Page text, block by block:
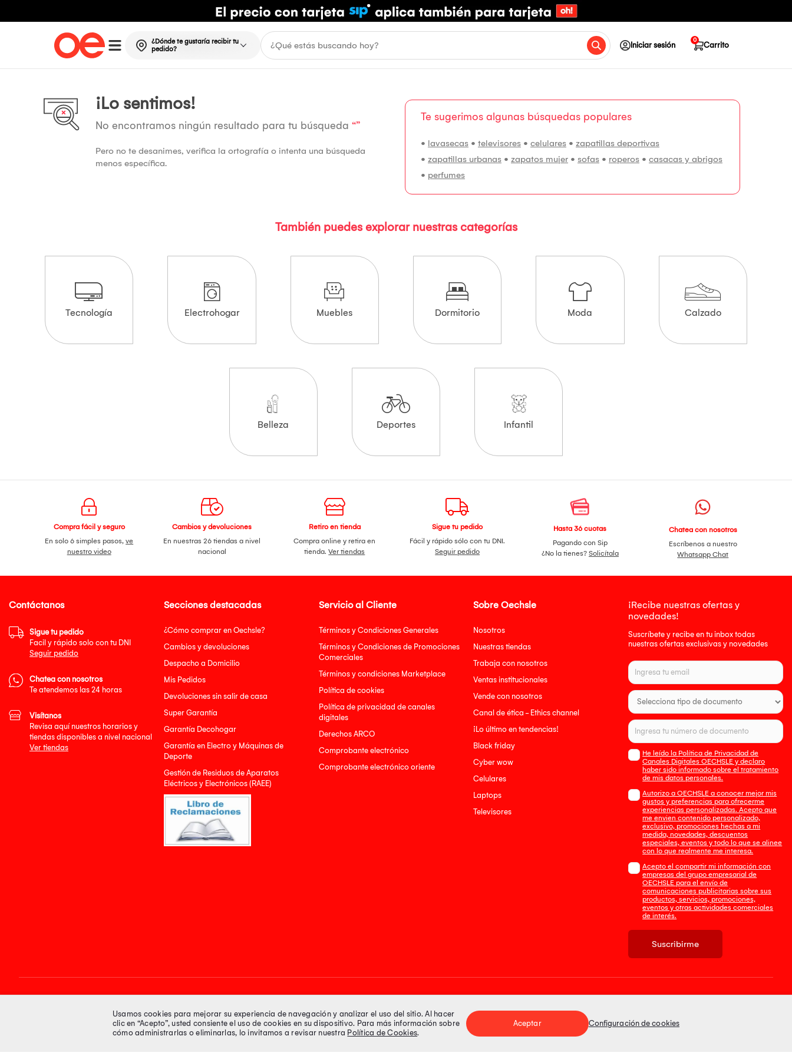
¿Dónde te gustaría recibir tu
pedido?
Iniciar sesión Carrito
0
¡Lo sentimos!
No encontramos ningún resultado para tu búsqueda “”
Pero no te desanimes, verifica la ortografía o intenta una búsqueda
menos específica.
Te sugerimos algunas búsquedas populares
• lavasecas • televisores • celulares • zapatillas deportivas
• zapatillas urbanas • zapatos mujer • sofas • roperos • casacas y abrigos
• perfumes
También puedes explorar nuestras categorías
Tecnología Electrohogar Muebles Dormitorio Moda Calzado
Belleza Deportes Infantil
Compra fácil y seguro
En solo 6 simples pasos,ve
nuestro video
Cambios y devoluciones
En nuestras 26 tiendas a nivel
nacional
Retiro en tienda
Compra online y retira en
tienda.Ver tiendas
Sigue tu pedido
Fácil y rápido sólo con tu DNI.
Seguir pedido
Hasta 36 cuotas
Pagando con Sip
¿No la tienes? Solicítala
Chatea con nosotros
Escríbenos a nuestro
Whatsapp Chat
Secciones destacadas
¿Cómo comprar en Oechsle?
Cambios y devoluciones
Despacho a Domicilio
Mis Pedidos
Devoluciones sin salir de casa
Super Garantía
Garantía Decohogar
Garantía en Electro y Máquinas de
Deporte
Gestión de Residuos de Aparatos
Eléctricos y Electrónicos (RAEE)
Servicio al Cliente
Términos y Condiciones Generales
Términos y Condiciones de Promociones
Comerciales
Términos y condiciones Marketplace
Política de cookies
Política de privacidad de canales
digitales
Derechos ARCO
Comprobante electrónico
Comprobante electrónico oriente
Sobre Oechsle
Nosotros
Nuestras tiendas
Trabaja con nosotros
Ventas institucionales
Vende con nosotros
Canal de ética - Ethics channel
¡Lo último en tendencias!
Black friday
Cyber wow
Celulares
Laptops
Televisores
¡Recibe nuestras ofertas y
novedades!
Suscríbete y recibe en tu inbox todas
nuestras ofertas exclusivas y novedades
He leído la Política de Privacidad de
Canales Digitales OECHSLE y declaro
haber sido informado sobre el tratamiento
de mis datos personales.
Autorizo a OECHSLE a conocer mejor mis
gustos y preferencias para ofrecerme
experiencias personalizadas. Acepto que
me envien contenido personalizado,
exclusivo, promociones hechas a mi
medida, novedades, descuentos
especiales, eventos y todo lo que se alinee
con lo que realmente me interesa.
Acepto el compartir mi información con
empresas del grupo empresarial de
OECHSLE para el envío de
comunicaciones publicitarias sobre sus
productos, servicios, promociones,
eventos y otras actividades comerciales
de interés.
Suscribirme
Contáctanos
Sigue tu pedido
Facil y rápido solo con tu DNI
Seguir pedido
Chatea con nosotros
Te atendemos las 24 horas
Visítanos
Revisa aquí nuestros horarios y
tiendas disponibles a nivel nacional
Ver tiendas
Síguenos en Medios de pago Tienda 100% Segura
Usamos cookies para mejorar su experiencia de navegación y analizar el uso del sitio. Al hacer
clic en “Acepto”, usted consiente el uso de cookies en su dispositivo. Para más información sobre
cómo administrarlas o eliminarlas, lo invitamos a revisar nuestra Política de Cookies.
Aceptar Configuración de cookies